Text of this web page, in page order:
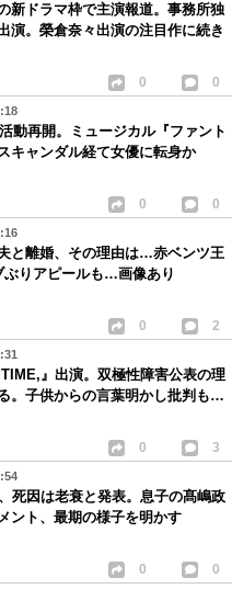
新ドラマ枠で主演報道。事務所独
演。榮倉奈々出演の注目作に続き
0 0
動再開。ミュージカル『ファント
キャンダル経て女優に転身か
0 0
と離婚、その理由は…赤ベンツ王
ぶりアピールも…画像あり
0 2
』出演。双極性障害公表の理
。子供からの言葉明かし批判も…
0 3
死因は老衰と発表。息子の髙嶋政
ント、最期の様子を明かす
0 0